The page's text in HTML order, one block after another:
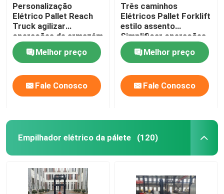
Personalização
Elétrico Pallet Reach
Truck agilizar
operações de armazém
Melhor preço
Fale Conosco
Três caminhos
Elétricos Pallet Forklift
estilo assento
Simplificar operações
de armazém
Melhor preço
Fale Conosco
Empilhador elétrico da pálete (120)